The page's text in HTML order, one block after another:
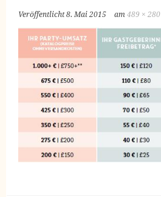
Veröffentlicht8. Mai 2015 am489 × 280